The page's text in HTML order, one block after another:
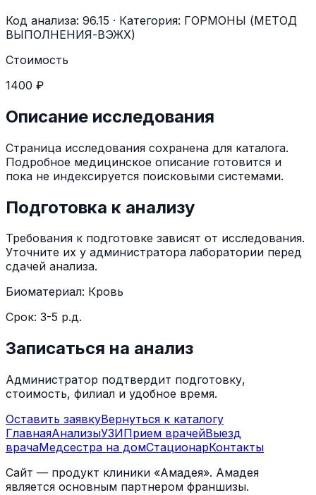
Код анализа: 96.15 · Категория: ГОРМОНЫ (МЕТОД
ВЫПОЛНЕНИЯ-ВЭЖХ)
Стоимость
1400 ₽
Описание исследования
Страница исследования сохранена для каталога.
Подробное медицинское описание готовится и
пока не индексируется поисковыми системами.
Подготовка к анализу
Требования к подготовке зависят от исследования.
Уточните их у администратора лаборатории перед
сдачей анализа.
Биоматериал: Кровь
Срок: 3-5 р.д.
Записаться на анализ
Администратор подтвердит подготовку,
стоимость, филиал и удобное время.
Оставить заявкуВернуться к каталогу
ГлавнаяАнализыУЗИПрием врачейВыезд
врачаМедсестра на домСтационарКонтакты
Сайт — продукт клиники «Амадея». Амадея
является основным партнером франшизы.